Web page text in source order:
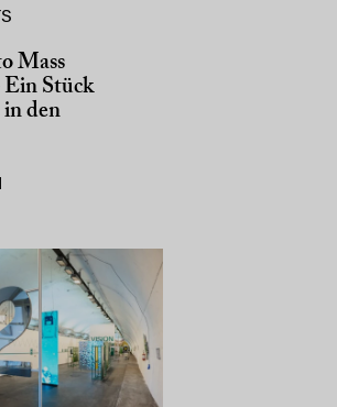
Mass
Ein Stück
in den